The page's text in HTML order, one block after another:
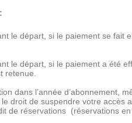
le départ, si le paiement se fait
le départ, si le paiement a été
retenue.
dans l’année d’abonnement,
droit de suspendre votre accès
de réservations (réservations